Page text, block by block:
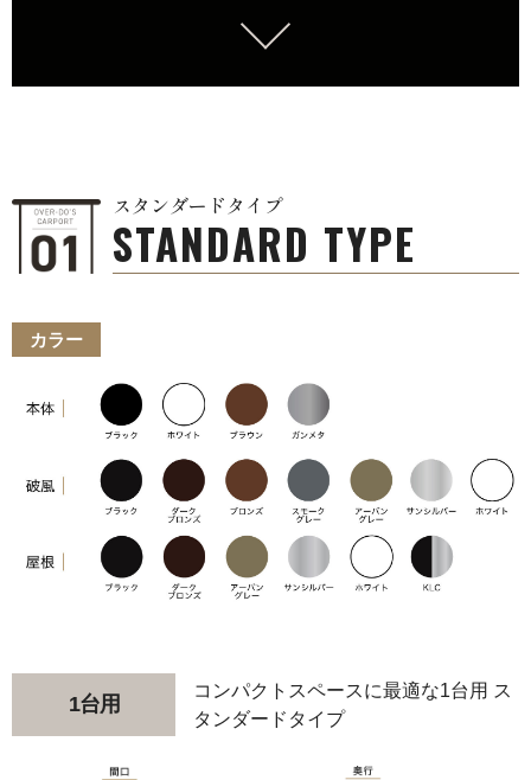
スタンダードタイプ
STANDARD TYPE
カラー
1台用
コンパクトスペースに最適な1台用 ス
タンダードタイプ